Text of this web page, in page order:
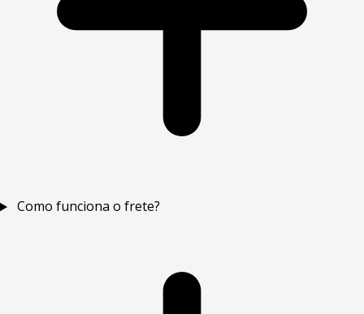
Como funciona o frete?